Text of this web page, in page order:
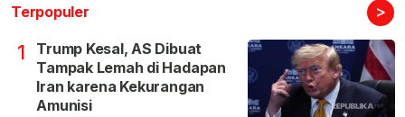
Terpopuler >
1
Trump Kesal, AS Dibuat
Tampak Lemah di Hadapan
Iran karena Kekurangan
Amunisi